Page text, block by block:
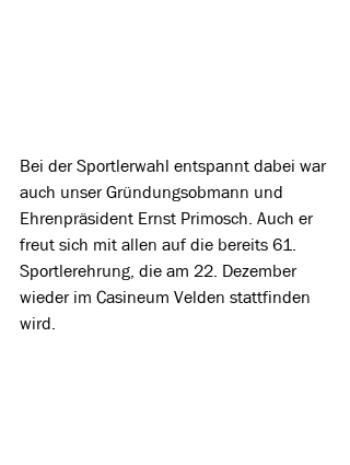
Bei der Sportlerwahl entspannt dabei war
auch unser Gründungsobmann und
Ehrenpräsident Ernst Primosch. Auch er
freut sich mit allen auf die bereits 61.
Sportlerehrung, die am 22. Dezember
wieder im Casineum Velden stattfinden
wird.